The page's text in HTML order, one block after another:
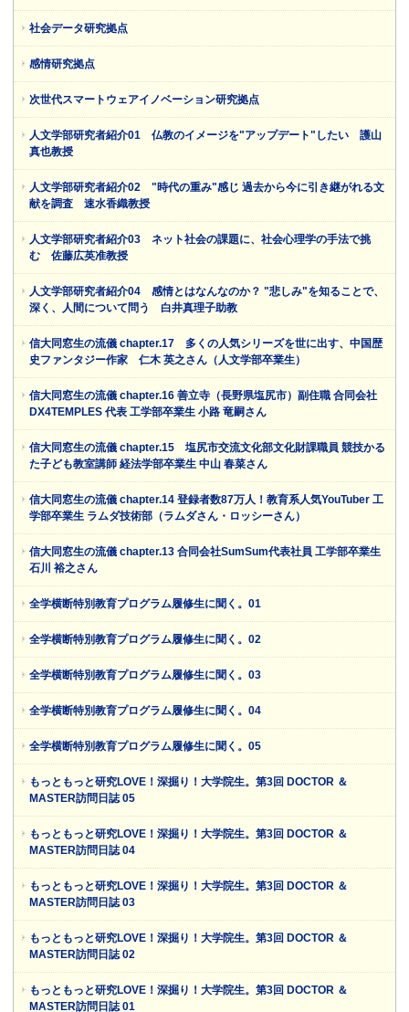
社会データ研究拠点
感情研究拠点
次世代スマートウェアイノベーション研究拠点
人文学部研究者紹介01 仏教のイメージを"アップデート"したい 護山
真也教授
人文学部研究者紹介02 "時代の重み"感じ 過去から今に引き継がれる文
献を調査 速水香織教授
人文学部研究者紹介03 ネット社会の課題に、社会心理学の手法で挑
む 佐藤広英准教授
人文学部研究者紹介04 感情とはなんなのか？ "悲しみ"を知ることで、
深く、人間について問う 白井真理子助教
信大同窓生の流儀 chapter.17 多くの人気シリーズを世に出す、中国歴
史ファンタジー作家 仁木 英之さん（人文学部卒業生）
信大同窓生の流儀 chapter.16 善立寺（長野県塩尻市）副住職 合同会社
DX4TEMPLES 代表 工学部卒業生 小路 竜嗣さん
信大同窓生の流儀 chapter.15 塩尻市交流文化部文化財課職員 競技かる
た子ども教室講師 経法学部卒業生 中山 春菜さん
信大同窓生の流儀 chapter.14 登録者数87万人！教育系人気YouTuber 工
学部卒業生 ラムダ技術部（ラムダさん・ロッシーさん）
信大同窓生の流儀 chapter.13 合同会社SumSum代表社員 工学部卒業生
石川 裕之さん
全学横断特別教育プログラム履修生に聞く。01
全学横断特別教育プログラム履修生に聞く。02
全学横断特別教育プログラム履修生に聞く。03
全学横断特別教育プログラム履修生に聞く。04
全学横断特別教育プログラム履修生に聞く。05
もっともっと研究LOVE！深掘り！大学院生。第3回 DOCTOR ＆
MASTER訪問日誌 05
もっともっと研究LOVE！深掘り！大学院生。第3回 DOCTOR ＆
MASTER訪問日誌 04
もっともっと研究LOVE！深掘り！大学院生。第3回 DOCTOR ＆
MASTER訪問日誌 03
もっともっと研究LOVE！深掘り！大学院生。第3回 DOCTOR ＆
MASTER訪問日誌 02
もっともっと研究LOVE！深掘り！大学院生。第3回 DOCTOR ＆
MASTER訪問日誌 01